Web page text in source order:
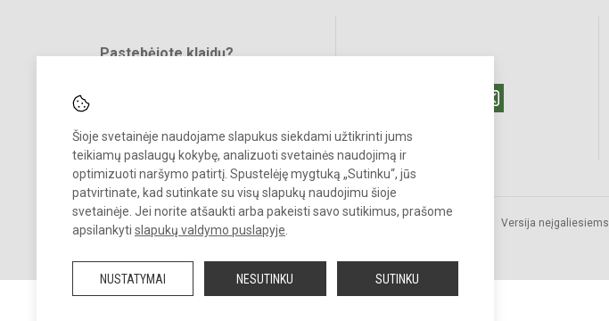
Šioje svetainėje naudojame slapukus siekdami užtikrinti jums
teikiamų paslaugų kokybę, analizuoti svetainės naudojimą ir
optimizuoti naršymo patirtį. Spustelėję mygtuką „Sutinku“, jūs
patvirtinate, kad sutinkate su visų slapukų naudojimu šioje
svetainėje. Jei norite atšaukti arba pakeisti savo sutikimus, prašome
apsilankyti slapukų valdymo puslapyje
NUSTATYMAI NESUTINKU SUTINKU
Pastebėjote klaidų?
© 2023 Prienų "Žiburio" gimnazija. Visos teisės saugomos.
Kopijuoti turinį be raštiško gimnazijos sutikimo griežtai draudžiama.
Versija neįgaliesiems